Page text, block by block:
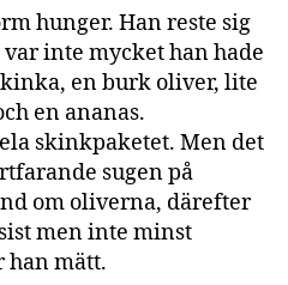
hunger. Han reste sig
inte mycket han hade
en burk oliver, lite
en ananas.
skinkpaketet. Men det
sugen på
om oliverna, därefter
men inte minst
han mätt.